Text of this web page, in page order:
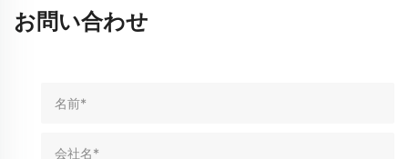
お問い合わせ